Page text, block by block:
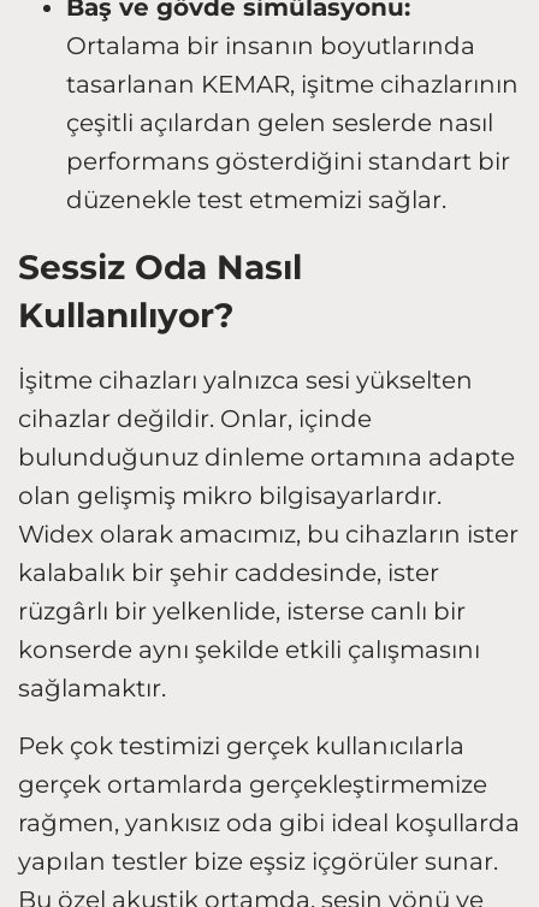
Baş ve gövde simülasyonu:
Ortalama bir insanın boyutlarında
tasarlanan KEMAR, işitme cihazlarının
çeşitli açılardan gelen seslerde nasıl
performans gösterdiğini standart bir
düzenekle test etmemizi sağlar.
Sessiz Oda Nasıl
Kullanılıyor?
İşitme cihazları yalnızca sesi yükselten
cihazlar değildir. Onlar, içinde
bulunduğunuz dinleme ortamına adapte
olan gelişmiş mikro bilgisayarlardır.
Widex olarak amacımız, bu cihazların ister
kalabalık bir şehir caddesinde, ister
rüzgârlı bir yelkenlide, isterse canlı bir
konserde aynı şekilde etkili çalışmasını
sağlamaktır.
Pek çok testimizi gerçek kullanıcılarla
gerçek ortamlarda gerçekleştirmemize
rağmen, yankısız oda gibi ideal koşullarda
yapılan testler bize eşsiz içgörüler sunar.
Bu özel akustik ortamda, sesin yönü ve